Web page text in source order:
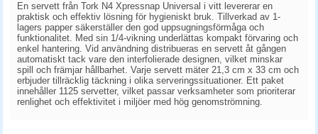
En servett från Tork N4 Xpressnap Universal i vitt levererar en
praktisk och effektiv lösning för hygieniskt bruk. Tillverkad av 1-
lagers papper säkerställer den god uppsugningsförmåga och
funktionalitet. Med sin 1/4-vikning underlättas kompakt förvaring och
enkel hantering. Vid användning distribueras en servett åt gången
automatiskt tack vare den interfolierade designen, vilket minskar
spill och främjar hållbarhet. Varje servett mäter 21,3 cm x 33 cm och
erbjuder tillräcklig täckning i olika serveringssituationer. Ett paket
innehåller 1125 servetter, vilket passar verksamheter som prioriterar
renlighet och effektivitet i miljöer med hög genomströmning.